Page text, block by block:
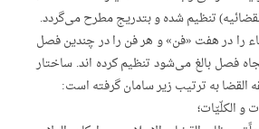
تنظیم شده و بتدریج مطرح می‌گردد.
را در هفت «فن» و هر فن را در چندین فصل
فصل بالغ می‌شود تنظیم کرده اند. ساختار
القضا به ترتیب زیر سامان گرفته است:
و الکلّیّات؛